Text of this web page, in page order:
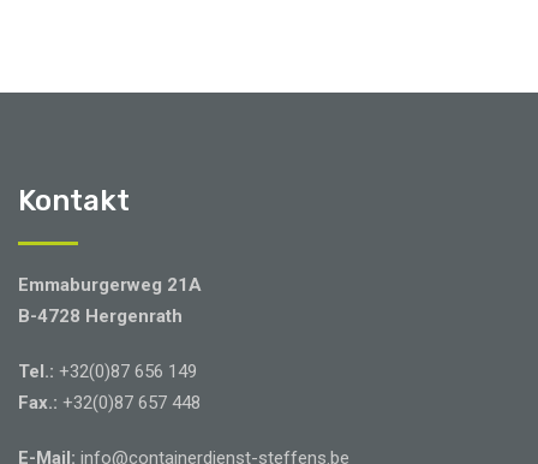
Kontakt
Emmaburgerweg 21A
B-4728 Hergenrath
Tel.: +32(0)87 656 149
Fax.: +32(0)87 657 448
E-Mail: info@containerdienst-steffens.be